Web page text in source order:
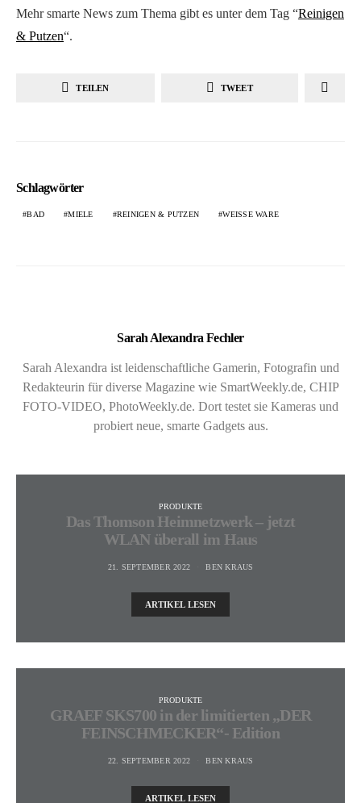
Mehr smarte News zum Thema gibt es unter dem Tag “Reinigen
& Putzen“.
TEILEN TWEET
Schlagwörter
BAD MIELE REINIGEN & PUTZEN WEISSE WARE
Sarah Alexandra Fechler
Sarah Alexandra ist leidenschaftliche Gamerin, Fotografin und
Redakteurin für diverse Magazine wie SmartWeekly.de, CHIP
FOTO-VIDEO, PhotoWeekly.de. Dort testet sie Kameras und
probiert neue, smarte Gadgets aus.
PRODUKTE
Das Thomson Heimnetzwerk – jetzt
WLAN überall im Haus
21. SEPTEMBER 2022 BEN KRAUS
ARTIKEL LESEN
PRODUKTE
GRAEF SKS700 in der limitierten „DER
FEINSCHMECKER“- Edition
22. SEPTEMBER 2022 BEN KRAUS
ARTIKEL LESEN